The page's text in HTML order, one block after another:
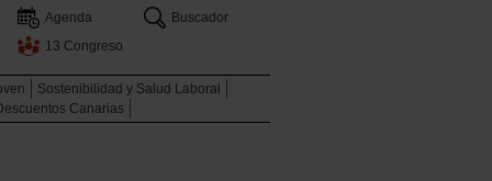
Agenda
Buscador
13 Congreso
Sostenibilidad y Salud Laboral
Canarias